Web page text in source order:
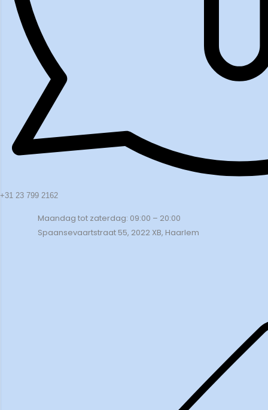
+31 23 799 2162
Maandag tot zaterdag: 09:00 – 20:00
Spaansevaartstraat 55, 2022 XB, Haarlem